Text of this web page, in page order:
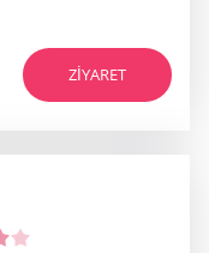
ZIYARET